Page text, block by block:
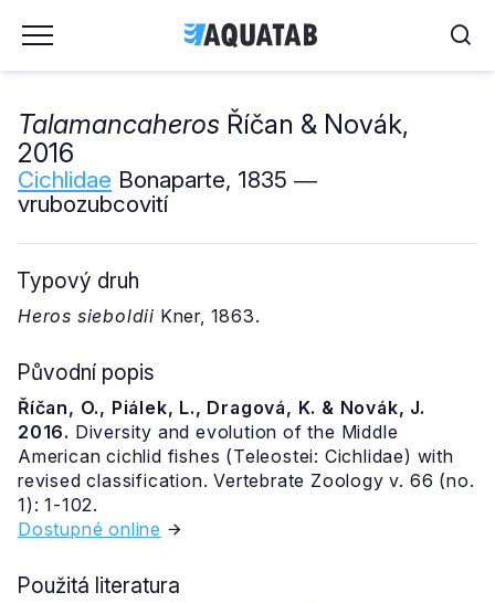
Talamancaheros Říčan & Novák,
2016
Cichlidae Bonaparte, 1835 ―
vrubozubcovití
Typový druh
Heros sieboldii Kner, 1863.
Původní popis
Říčan, O., Piálek, L., Dragová, K. & Novák, J.
2016. Diversity and evolution of the Middle
American cichlid fishes (Teleostei: Cichlidae) with
revised classification. Vertebrate Zoology v. 66 (no.
1): 1-102.
Dostupné online
Použitá literatura